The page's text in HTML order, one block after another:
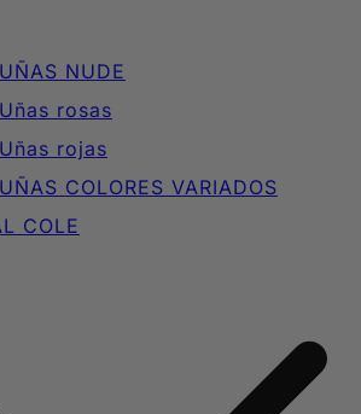
UÑAS NUDE
Uñas rosas
Uñas rojas
UÑAS COLORES VARIADOS
COLE